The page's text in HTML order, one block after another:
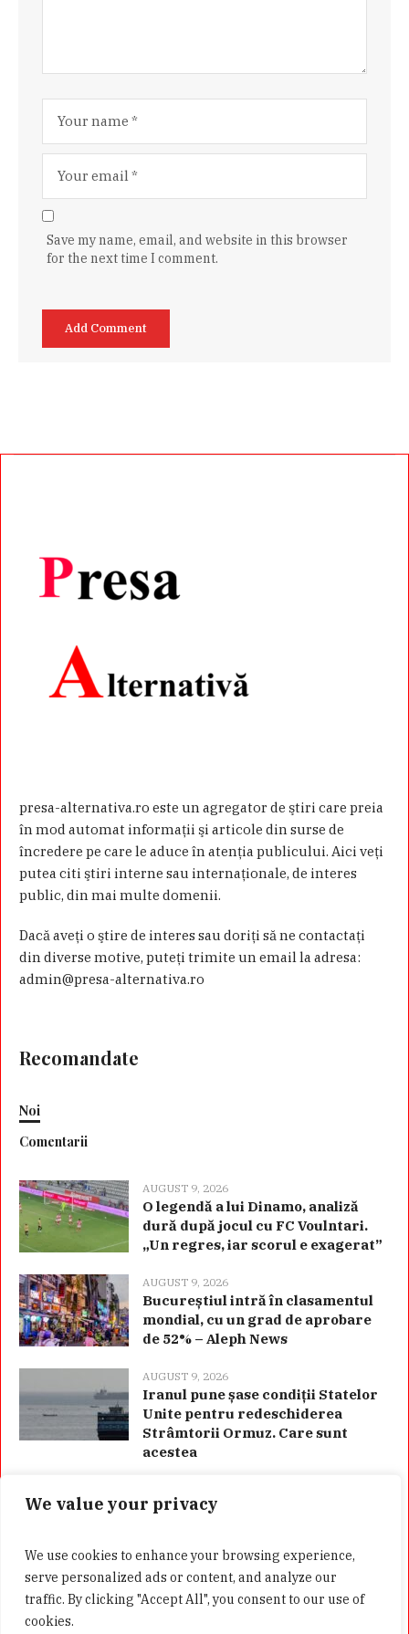
We value your privacy
We use cookies to enhance your browsing experience,
serve personalized ads or content, and analyze our
traffic. By clicking "Accept All", you consent to our use of
cookies.
Save my name, email, and website in this browser
for the next time I comment.
presa-alternativa.ro este un agregator de ştiri care preia
în mod automat informaţii şi articole din surse de
încredere pe care le aduce în atenţia publicului. Aici veţi
putea citi ştiri interne sau internaţionale, de interes
public, din mai multe domenii.
Dacă aveţi o ştire de interes sau doriţi să ne contactaţi
din diverse motive, puteţi trimite un email la adresa:
admin@presa-alternativa.ro
Recomandate
Noi
Comentarii
AUGUST 9, 2026
O legendă a lui Dinamo, analiză
dură după jocul cu FC Voulntari.
„Un regres, iar scorul e exagerat”
AUGUST 9, 2026
Bucureștiul intră în clasamentul
mondial, cu un grad de aprobare
de 52% – Aleph News
AUGUST 9, 2026
Iranul pune șase condiții Statelor
Unite pentru redeschiderea
Strâmtorii Ormuz. Care sunt
acestea
Categorii